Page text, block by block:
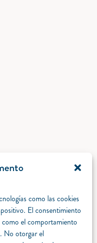
como las cookies
El consentimiento
como el comportamiento
No otorgar el